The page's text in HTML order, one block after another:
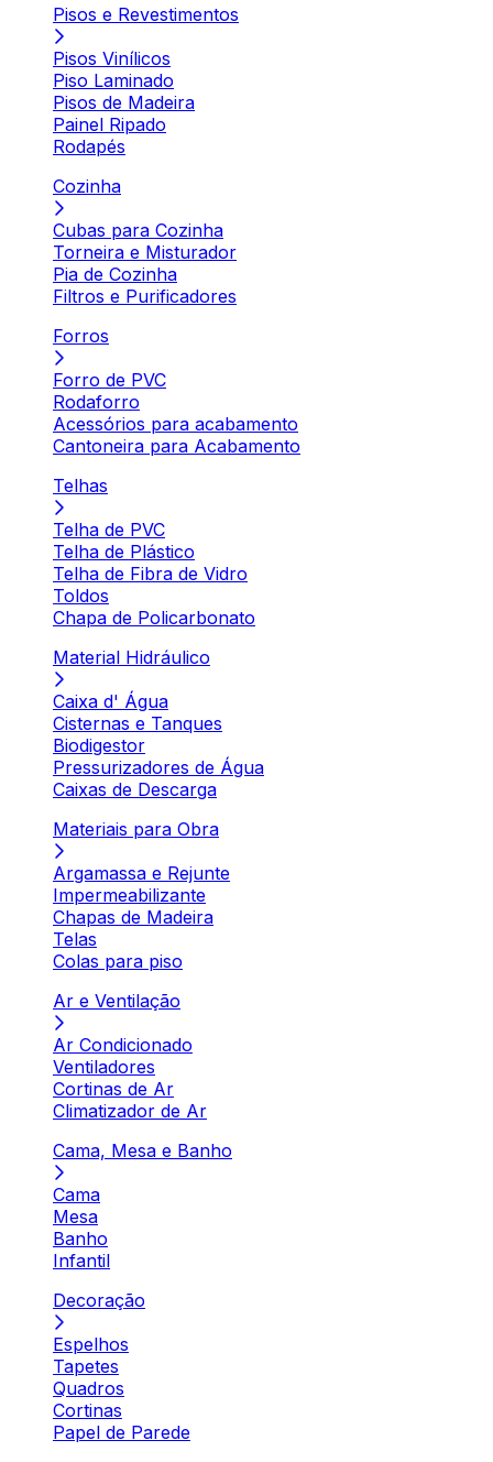
Pisos e Revestimentos
Pisos Vinílicos
Piso Laminado
Pisos de Madeira
Painel Ripado
Rodapés
Cozinha
Cubas para Cozinha
Torneira e Misturador
Pia de Cozinha
Filtros e Purificadores
Forros
Forro de PVC
Rodaforro
Acessórios para acabamento
Cantoneira para Acabamento
Telhas
Telha de PVC
Telha de Plástico
Telha de Fibra de Vidro
Toldos
Chapa de Policarbonato
Material Hidráulico
Caixa d' Água
Cisternas e Tanques
Biodigestor
Pressurizadores de Água
Caixas de Descarga
Materiais para Obra
Argamassa e Rejunte
Impermeabilizante
Chapas de Madeira
Telas
Colas para piso
Ar e Ventilação
Ar Condicionado
Ventiladores
Cortinas de Ar
Climatizador de Ar
Cama, Mesa e Banho
Cama
Mesa
Banho
Infantil
Decoração
Espelhos
Tapetes
Quadros
Cortinas
Papel de Parede